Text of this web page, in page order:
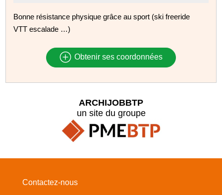
Bonne résistance physique grâce au sport (ski freeride
VTT escalade …)
Obtenir ses coordonnées
ARCHIJOBBTP
un site du groupe
Contactez-nous